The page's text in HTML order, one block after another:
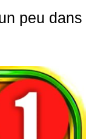
peu dans